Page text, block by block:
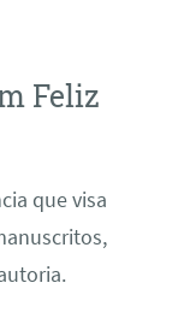
Feliz
que visa